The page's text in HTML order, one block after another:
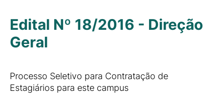
Edital Nº 18/2016 - Direção
Geral
Processo Seletivo para Contratação de
Estagiários para este campus